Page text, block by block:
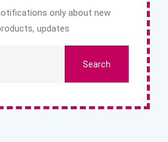
only about new
updates